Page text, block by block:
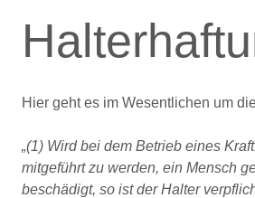
Hier geht es im Wesentlichen um
„(1) Wird bei dem Betrieb eines
mitgeführt zu werden, ein Mensch
beschädigt, so ist der Halter